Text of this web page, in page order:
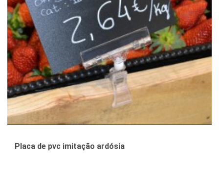
Placa de pvc imitação ardósia